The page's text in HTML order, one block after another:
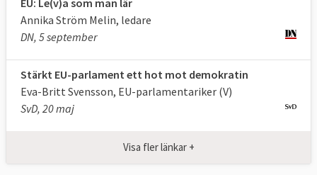
Annika Ström Melin, ledare
DN, 5 september
Stärkt EU-parlament ett hot mot demokratin
Eva-Britt Svensson, EU-parlamentariker (V)
SvD, 20 maj
Visa fler länkar +